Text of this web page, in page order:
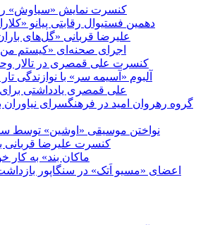
کنسرت‌ نمایش «سیاوش»
دهمین فستیوال رقابتی پیانو
علیرضا قربانی «گل‌های
اجرای صحنه‌ای «کیستم
کنسرت علی قمصری در تالار
آلبوم «آسیمه سر» با نوازندگی
علی قمصری یادداشتی
گروه رهروان امید در فرهنگسرای
نواختن موسیقی «اوشین» توسط
کنسرت علیرضا قربانی
«ماکان بند» به کار
اعضای «مسیو اَتک» در سنگاپور